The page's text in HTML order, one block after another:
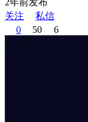
2年前发布
关注
私信
0
50 6